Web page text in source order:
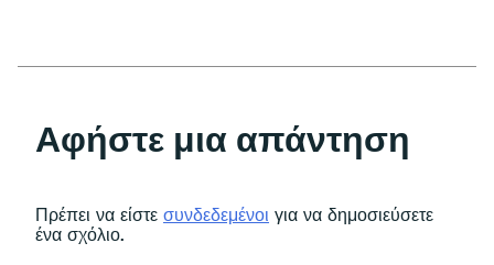
Αφήστε μια απάντηση
Πρέπει να είστε συνδεδεμένοι για να δημοσιεύσετε
ένα σχόλιο.